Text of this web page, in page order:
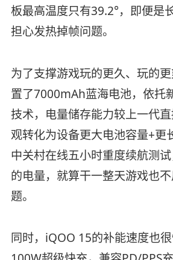
板最高温度只有39.2°，即便是
担心发热掉帧问题。
为了支撑游戏玩的更久、玩的
置了7000mAh蓝海电池，依托
技术，电量储存能力较上一代
观转化为设备更大电池容量+更
中关村在线五小时重度续航测
的电量，就算干一整天游戏也
题。
同时，iQOO 15的补能速度也